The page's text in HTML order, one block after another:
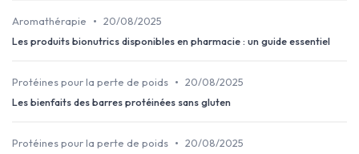
Aromathérapie • 20/08/2025
Les produits bionutrics disponibles en pharmacie : un guide essentiel
Protéines pour la perte de poids • 20/08/2025
Les bienfaits des barres protéinées sans gluten
Protéines pour la perte de poids • 20/08/2025